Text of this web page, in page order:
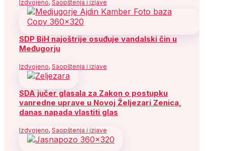
Izdvojeno, Saopštenja i izjave
SDP BiH najoštrije osuđuje vandalski čin u
Međugorju
Izdvojeno, Saopštenja i izjave
SDA jučer glasala za Zakon o postupku
vanredne uprave u Novoj Željezari Zenica,
danas napada vlastiti glas
Izdvojeno, Saopštenja i izjave